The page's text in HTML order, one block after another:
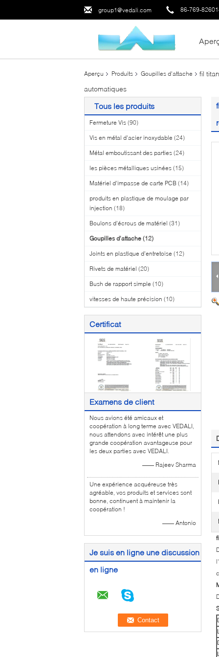
group1@vedali.com 86-769-
Aperçu Produits Goupilles d'attache
fil
automatiques
Tous les produits
Fermeture Vis (90)
Vis en métal d'acier inoxydable (24)
Métal emboutissant des parties (24)
les pièces métalliques usinées (15)
Matériel d'impasse de carte PCB (14)
produits en plastique de moulage par
injection (18)
Boulons d'écrous de matériel (31)
Goupilles d'attache (12)
Joints en plastique d'entretoise (12)
Rivets de matériel (20)
Bush de rapport simple (10)
vitesses de haute précision (10)
Certificat
Examens de client
Nous avions été amicaux et
coopération à long terme avec VEDALI,
nous attendons avec intérêt une plus
grande coopération avantageuse pour
les deux parties avec VEDALI.
—— Rajeev Sharma
Une expérience acquéreuse très
agréable, vos produits et services sont
bonne, continuent à maintenir la
coopération !
—— Antonio
Je suis en ligne une discussion
en ligne